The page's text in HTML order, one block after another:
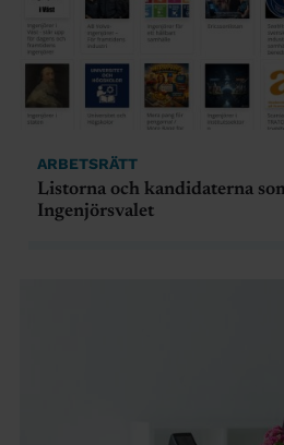
ARBETSRÄTT
Listorna och kandidaterna
Ingenjörsvalet